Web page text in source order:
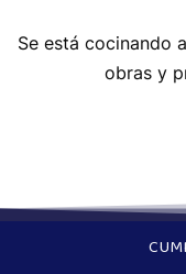
Se está cocinando
obras y